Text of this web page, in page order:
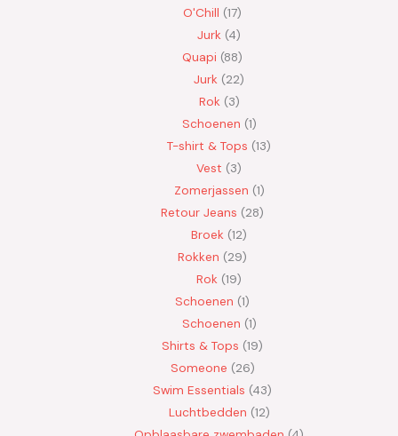
O'Chill 17
Jurk 4
Quapi 88
Jurk 22
Rok 3
Schoenen 1
T-shirt & Tops 13
Vest
3
Zomerjassen 1
Retour Jeans
28
Broek 12
Rokken
29
Rok 19
Schoenen 1
Schoenen 1
Shirts & Tops 19
Someone 26
Swim Essentials 43
Luchtbedden 12